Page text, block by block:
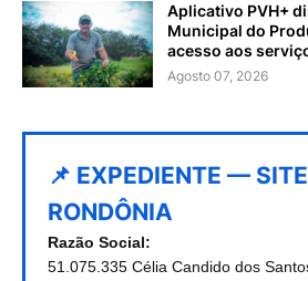
Aplicativo PVH+
Municipal do
acesso aos
Agosto 07, 2026
📌 EXPEDIENTE —
RONDÔNIA
Razão Social:
51.075.335 Célia Candido dos